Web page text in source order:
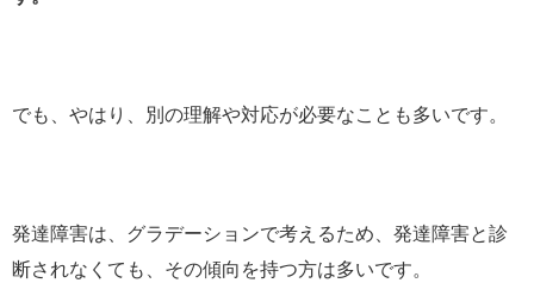
でも、やはり、別の理解や対応が必要なことも多いです。
発達障害は、グラデーションで考えるため、発達障害と診
断されなくても、その傾向を持つ方は多いです。